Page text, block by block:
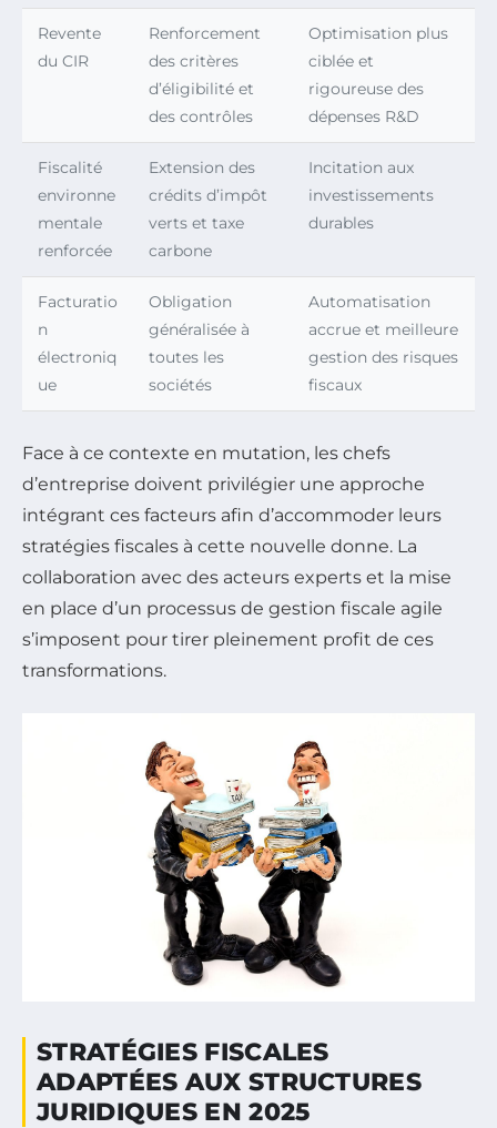
Revente
du CIR
Renforcement
des critères
d’éligibilité et
des contrôles
Optimisation plus
ciblée et
rigoureuse des
dépenses R&D
Fiscalité
environne
mentale
renforcée
Extension des
crédits d’impôt
verts et taxe
carbone
Incitation aux
investissements
durables
Facturatio
n
électroniq
ue
Obligation
généralisée à
toutes les
sociétés
Automatisation
accrue et meilleure
gestion des risques
fiscaux
Face à ce contexte en mutation, les chefs
d’entreprise doivent privilégier une approche
intégrant ces facteurs afin d’accommoder leurs
stratégies fiscales à cette nouvelle donne. La
collaboration avec des acteurs experts et la mise
en place d’un processus de gestion fiscale agile
s’imposent pour tirer pleinement profit de ces
transformations.
STRATÉGIES FISCALES
ADAPTÉES AUX STRUCTURES
JURIDIQUES EN 2025